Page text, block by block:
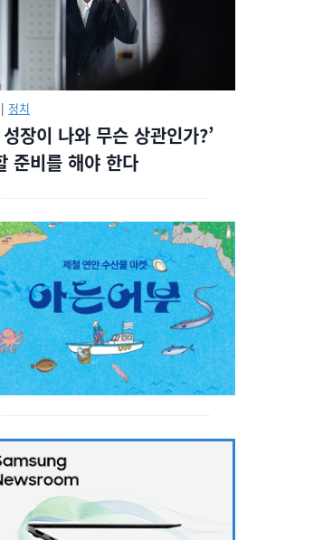
| 정치
성장이 나와 무슨 상관인가?’
준비를 해야 한다